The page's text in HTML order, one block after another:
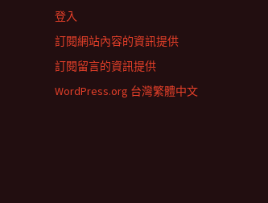
登入
訂閱網站內容的資訊提供
訂閱留言的資訊提供
WordPress.org 台灣繁體中文